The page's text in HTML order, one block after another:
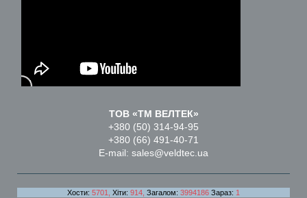
ТОВ «ТМ ВЕЛТЕК»
+380 (50) 314-94-95
+380 (66) 491-40-71
E-mail: sales@veldtec.ua
Хости: 5701, Хіти: 914, Загалом: 3994186 Зараз: 1